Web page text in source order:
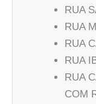
RUA
RUA
RUA
RUA
RUA
COM